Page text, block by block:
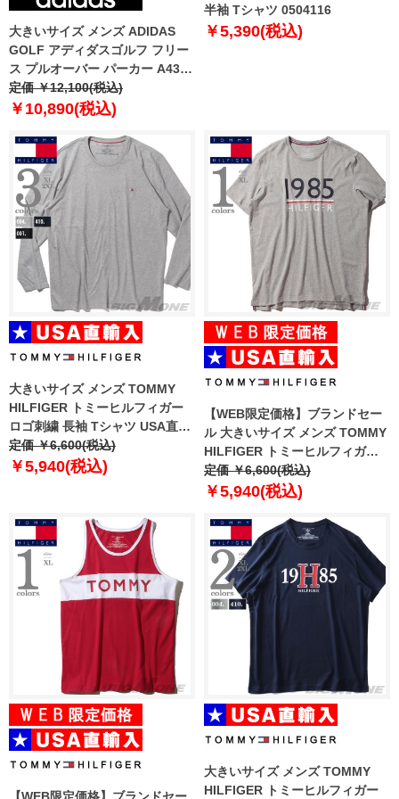
大きいサイズ メンズ ADIDAS
GOLF アディダスゴルフ フリー
ス プルオーバー パーカー A432
ゴルフウェア USA直輸入
038535
定価 ￥12,100(税込)
￥10,890(税込)
半袖 Tシャツ 0504116
￥5,390(税込)
大きいサイズ メンズ TOMMY
HILFIGER トミーヒルフィガー
ロゴ刺繍 長袖 Tシャツ USA直輸
入 09t3118
定価 ￥6,600(税込)
￥5,940(税込)
【WEB限定価格】ブランドセー
ル 大きいサイズ メンズ TOMMY
HILFIGER トミーヒルフィガー
プリント 半袖 Tシャツ USA直輸
入 09t3429
定価 ￥6,600(税込)
￥5,940(税込)
大きいサイズ メンズ TOMMY
HILFIGER トミーヒルフィガー